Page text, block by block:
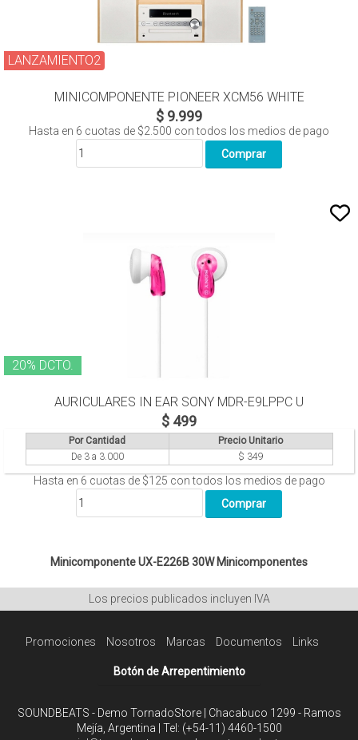
LANZAMIENTO2
MINICOMPONENTE PIONEER XCM56 WHITE
$ 9.999
Hasta en 6 cuotas de $2.500 con todos los medios de pago
20% DCTO.
AURICULARES IN EAR SONY MDR-E9LPPC U
$ 499
Por Cantidad
Precio Unitario
De 3 a 3.000
$ 349
Hasta en 6 cuotas de $125 con todos los medios de pago
Minicomponente UX-E226B 30W Minicomponentes
Los precios publicados incluyen IVA
Promociones Nosotros Marcas Documentos Links
Botón de Arrepentimiento
SOUNDBEATS - Demo TornadoStore | Chacabuco 1299 - Ramos
Mejía, Argentina | Tel: (+54-11) 4460-1500